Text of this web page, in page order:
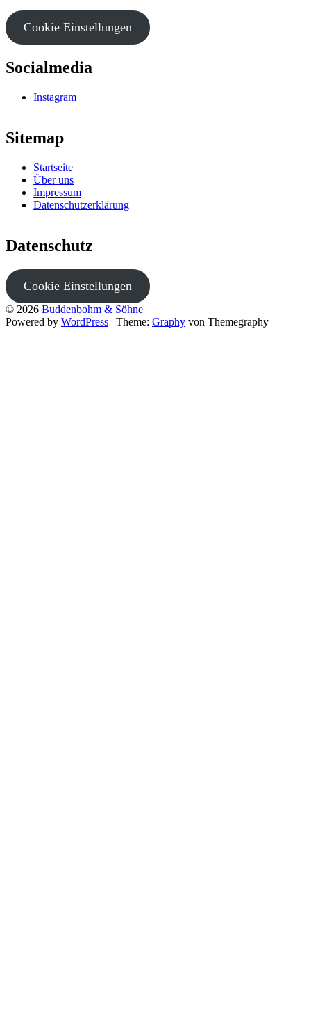
Cookie Einstellungen
Socialmedia
Instagram
Sitemap
Startseite
Über uns
Impressum
Datenschutzerklärung
Datenschutz
Cookie Einstellungen
© 2026 Buddenbohm & Söhne
Powered by WordPress | Theme: Graphy von Themegraphy